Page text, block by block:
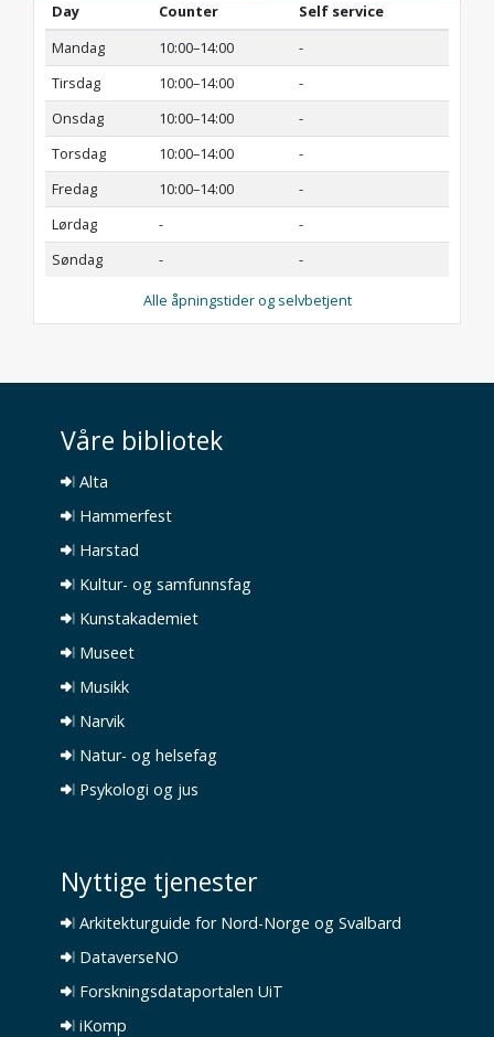
Day Counter
Self service
Mandag
10:00–14:00
-
Tirsdag
10:00–14:00
-
Onsdag
10:00–14:00
-
Torsdag
10:00–14:00
-
Fredag
10:00–14:00
-
Lørdag
-
-
Søndag
- -
Alle åpningstider og selvbetjent
Våre bibliotek
Alta
Hammerfest
Harstad
Kultur- og samfunnsfag
Kunstakademiet
Museet
Musikk
Narvik
Natur- og helsefag
Psykologi og jus
Nyttige tjenester
Arkitekturguide for Nord-Norge og Svalbard
DataverseNO
Forskningsdataportalen UiT
iKomp